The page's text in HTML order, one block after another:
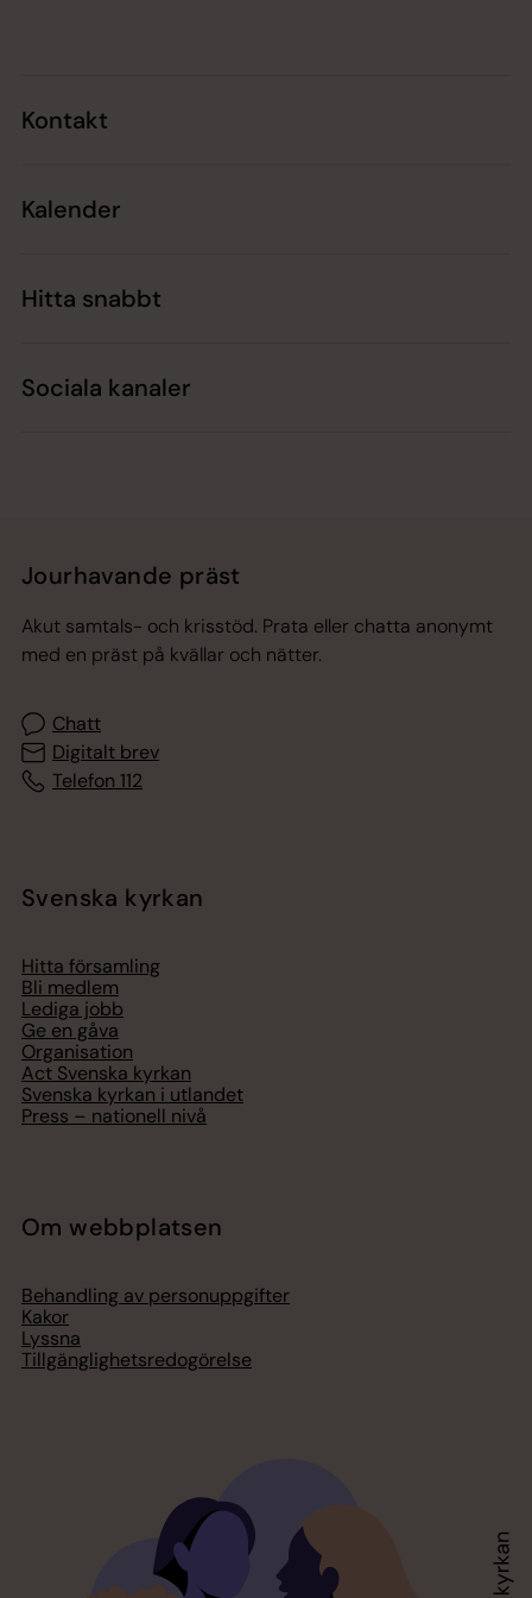
Kontakt
Kalender
Hitta snabbt
Sociala kanaler
Jourhavande präst
Akut samtals- och krisstöd. Prata eller chatta anonymt
med en präst på kvällar och nätter.
Chatt
Digitalt brev
Telefon 112
Svenska kyrkan
Hitta församling
Bli medlem
Lediga jobb
Ge en gåva
Organisation
Act Svenska kyrkan
Svenska kyrkan i utlandet
Press – nationell nivå
Om webbplatsen
Behandling av personuppgifter
Kakor
Lyssna
Tillgänglighetsredogörelse